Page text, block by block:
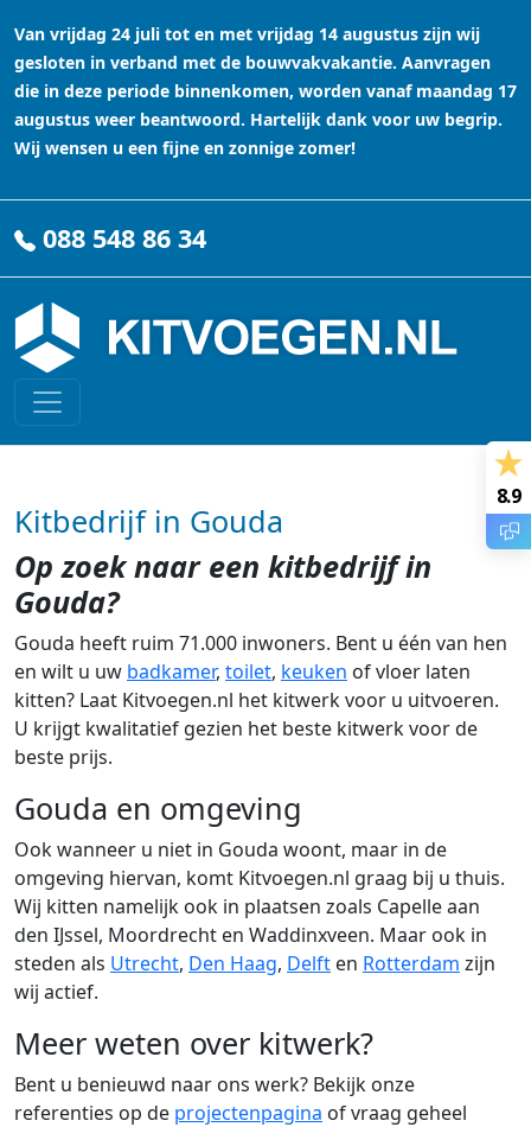
Van vrijdag 24 juli tot en met vrijdag 14 augustus zijn wij
gesloten in verband met de bouwvakvakantie. Aanvragen
die in deze periode binnenkomen, worden vanaf maandag 17
augustus weer beantwoord. Hartelijk dank voor uw begrip.
Wij wensen u een fijne en zonnige zomer!
088 548 86 34
Kitbedrijf in Gouda
Op zoek naar een kitbedrijf in
Gouda?
Gouda heeft ruim 71.000 inwoners. Bent u één van hen
en wilt u uw badkamer, toilet, keuken of vloer laten
kitten? Laat Kitvoegen.nl het kitwerk voor u uitvoeren.
U krijgt kwalitatief gezien het beste kitwerk voor de
beste prijs.
Gouda en omgeving
Ook wanneer u niet in Gouda woont, maar in de
omgeving hiervan, komt Kitvoegen.nl graag bij u thuis.
Wij kitten namelijk ook in plaatsen zoals Capelle aan
den IJssel, Moordrecht en Waddinxveen. Maar ook in
steden als Utrecht, Den Haag, Delft en Rotterdam zijn
wij actief.
Meer weten over kitwerk?
Bent u benieuwd naar ons werk? Bekijk onze
referenties op de projectenpagina of vraag geheel
8.9